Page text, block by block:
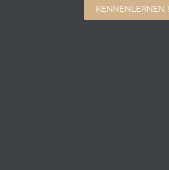
KENNENLERNEN !